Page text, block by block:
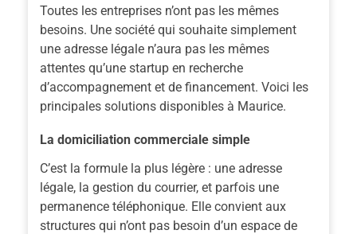
Toutes les entreprises n’ont pas les mêmes
besoins. Une société qui souhaite simplement
une adresse légale n’aura pas les mêmes
attentes qu’une startup en recherche
d’accompagnement et de financement. Voici les
principales solutions disponibles à Maurice.
La domiciliation commerciale simple
C’est la formule la plus légère : une adresse
légale, la gestion du courrier, et parfois une
permanence téléphonique. Elle convient aux
structures qui n’ont pas besoin d’un espace de